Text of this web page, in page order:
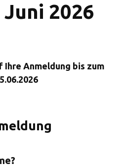
Juni 2026
Ihre Anmeldung bis zum